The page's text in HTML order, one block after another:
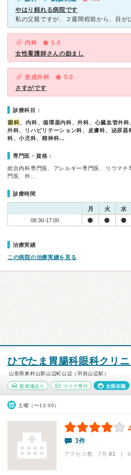
やはり頼れる病院です
内科
5.0
女性看護師さんの励まし
形成外科
5.0
さすがです
診療科目：
眼科、内科、循環器内科、外科、心臓血管外
外科、リハビリテーション科、皮膚科、泌尿器
科、小児科、精神科…
専門医・資格：
総合内科専門医、アレルギー専門医、リウマチ
門医、外…
診療時間
月 火 水
08:30-17:00
治療実績
この病院の治療実績を見る
ひでたま胃腸科眼科クリニ
山形県東村山郡山辺町山辺（羽前山辺駅）
駐車場あり マイナ受付 女医在籍
土曜（〜12:00）
3件
アクセス数 7月:81 | 6